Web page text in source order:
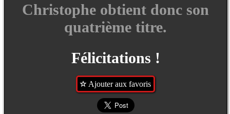
Christophe obtient donc son
quatrième titre.
Félicitations !
Ajouter aux favoris